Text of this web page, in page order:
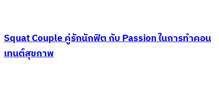
Squat Couple คู่รักนักฟิต กับ Passion ในการทำคอน
เทนต์สุขภาพ